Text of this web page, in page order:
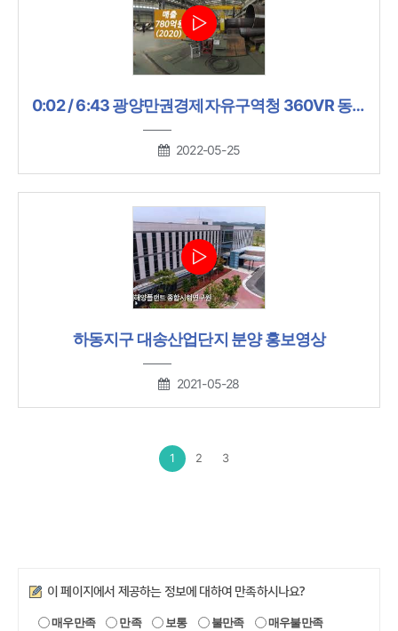
0:02 / 6:43 광양만권경제자유구역청 360VR 동영상
2022-05-25
하동지구 대송산업단지 분양 홍보영상
2021-05-28
1 2 3
만족도조사
이 페이지에서 제공하는 정보에 대하여 만족하시나요?
매우만족 만족 보통 불만족 매우불만족